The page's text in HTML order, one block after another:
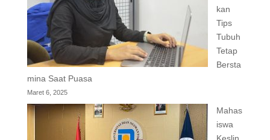
kan
Tips
Tubuh
Tetap
Bersta
mina Saat Puasa
Maret 6, 2025
Mahas
iswa